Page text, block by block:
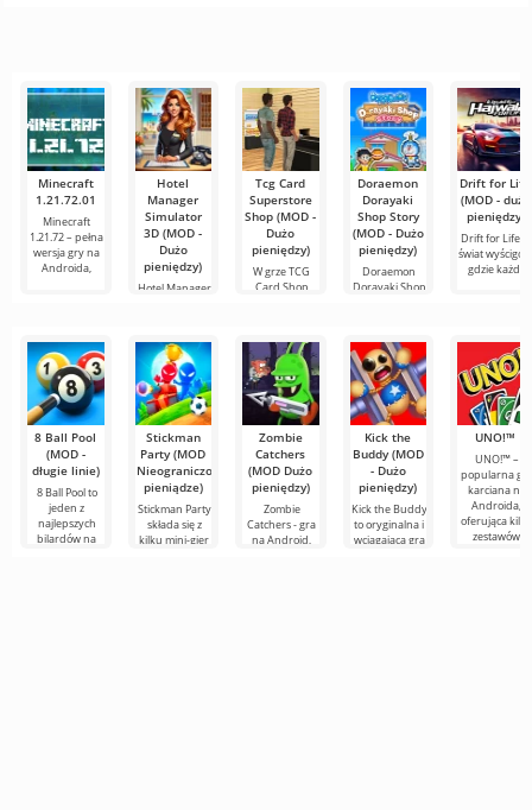
Minecraft
1.21.72.01
Minecraft
1.21.72 – pełna
wersja gry na
Androida,
Hotel
Manager
Simulator
3D (MOD -
Dużo
pieniędzy)
Hotel Manager
Tcg Card
Superstore
Shop (MOD -
Dużo
pieniędzy)
W grze TCG
Card Shop
Doraemon
Dorayaki
Shop Story
(MOD - Dużo
pieniędzy)
Doraemon
Dorayaki Shop
Drift for Life
(MOD - dużo
pieniędzy)
Drift for Life to
świat
gdzie każdy
8 Ball Pool
(MOD -
długie linie)
8 Ball Pool to
jeden z
najlepszych
bilardów na
Stickman
Party (MOD
Nieograniczone
pieniądze)
Stickman Party
składa się z
kilku mini-gier
Zombie
Catchers
(MOD Dużo
pieniędzy)
Zombie
Catchers - gra
na Android,
Kick the
Buddy (MOD
- Dużo
pieniędzy)
Kick the Buddy
to oryginalna i
wciągająca gra
UNO!™
UNO!™ –
popularna gra
karciana na
Androida,
oferująca kilka
zestawów